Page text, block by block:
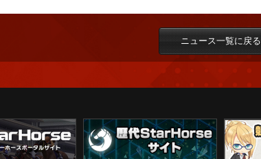
ニュース一覧に戻る